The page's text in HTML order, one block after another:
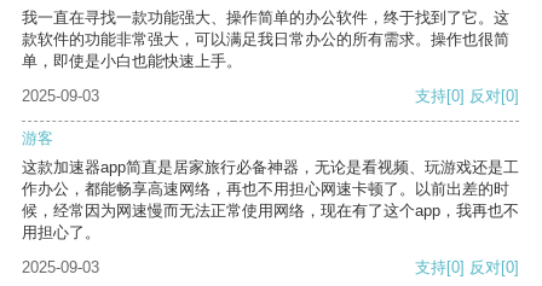
我一直在寻找一款功能强大、操作简单的办公软件，终于找到了它。这
款软件的功能非常强大，可以满足我日常办公的所有需求。操作也很简
单，即使是小白也能快速上手。
2025-09-03
支持[0] 反对[0]
游客
这款加速器app简直是居家旅行必备神器，无论是看视频、玩游戏还是工
作办公，都能畅享高速网络，再也不用担心网速卡顿了。以前出差的时
候，经常因为网速慢而无法正常使用网络，现在有了这个app，我再也不
用担心了。
2025-09-03
支持[0] 反对[0]